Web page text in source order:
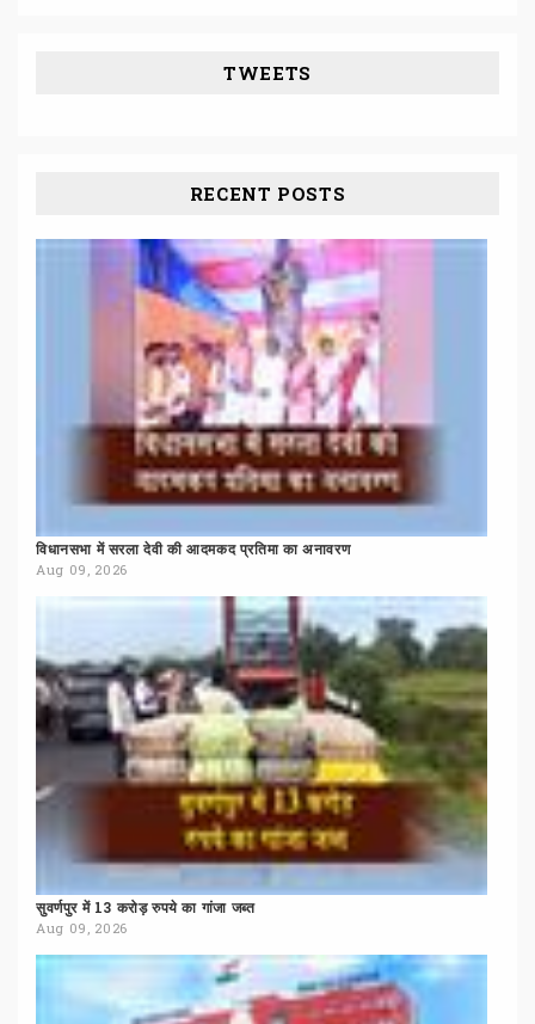
TWEETS
RECENT POSTS
विधानसभा में सरला देवी की आदमकद प्रतिमा का अनावरण
Aug 09, 2026
सुवर्णपुर में 13 करोड़ रुपये का गांजा जब्त
Aug 09, 2026